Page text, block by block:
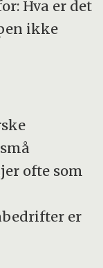
Hva er det
ikke
ofte som
er